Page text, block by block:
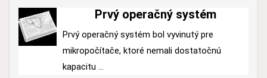
Prvý operačný systém
Prvý operačný systém bol vyvinutý pre
mikropočítače, ktoré nemali dostatočnú
kapacitu ...